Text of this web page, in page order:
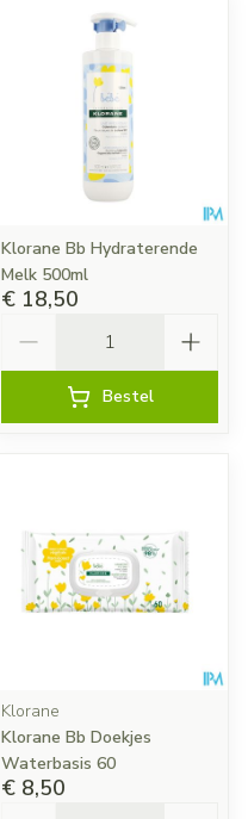
Klorane Bb Hydraterende
Melk 500ml
€ 18,50
Bestel
Klorane
Klorane Bb Doekjes
Waterbasis 60
€ 8,50